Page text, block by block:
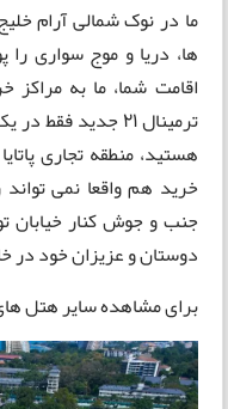
ما در نوک شمالی آرام
ها، دریا و موج سواری
اقامت شما، ما به
ترمینال 21 جدید
هستید، منطقه تجاری
خرید هم واقعا نمی
جنب و جوش کنار خیابان
دوستان و عزیزان خود در
برای مشاهده سایر هتل